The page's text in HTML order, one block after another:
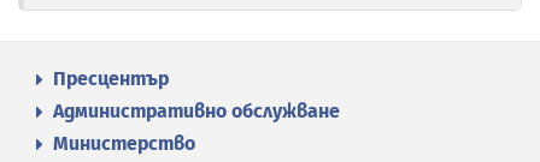
Пресцентър
Административно обслужване
Министерство